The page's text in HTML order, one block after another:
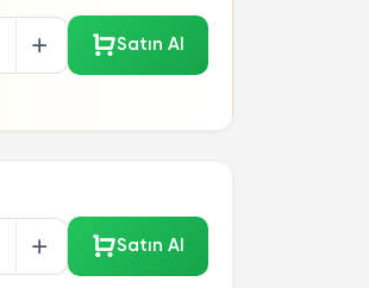
Satın Al
Satın Al